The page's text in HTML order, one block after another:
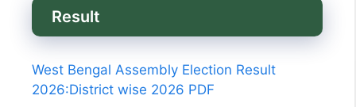
Result
West Bengal Assembly Election Result
2026:District wise 2026 PDF